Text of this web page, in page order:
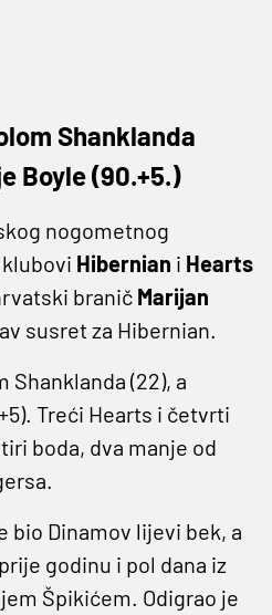
Shanklanda
Boyle (90.+5.)
nogometnog
Hibernian i Hearts
branič Marijan
susret za Hibernian.
Shanklanda (22), a
Treći Hearts i četvrti
boda, dva manje od
bio Dinamov lijevi bek, a
godinu i pol dana iz
Špikićem. Odigrao je